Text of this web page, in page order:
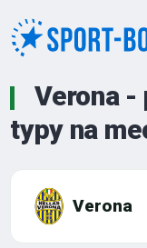
Verona -
typy na
Verona